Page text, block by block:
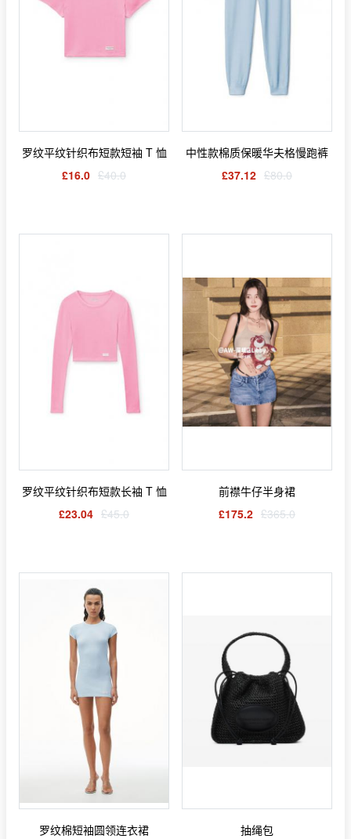
罗纹平纹针织布短款短袖 T 恤
£16.0 £40.0
中性款棉质保暖华夫格慢跑裤
£37.12 £80.0
罗纹平纹针织布短款长袖 T 恤
£23.04 £45.0
前襟牛仔半身裙
£175.2 £365.0
罗纹棉短袖圆领连衣裙
抽绳包